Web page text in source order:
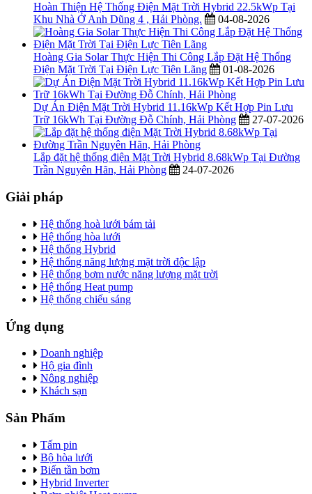
Hoàn Thiện Hệ Thống Điện Mặt Trời Hybrid 22.5kWp Tại
Khu Nhà Ở Anh Dũng 4 , Hải Phòng.
04-08-2026
Hoàng Gia Solar Thực Hiện Thi Công Lắp Đặt Hệ Thống
Điện Mặt Trời Tại Điện Lực Tiên Lãng
01-08-2026
Dự Án Điện Mặt Trời Hybrid 11.16kWp Kết Hợp Pin Lưu
Trữ 16kWh Tại Đường Đỗ Chính, Hải Phòng
27-07-2026
Lắp đặt hệ thống điện Mặt Trời Hybrid 8.68kWp Tại Đường
Trần Nguyên Hãn, Hải Phòng
24-07-2026
Giải pháp
Hệ thống hoà lưới bám tải
Hệ thống hòa lưới
Hệ thống Hybrid
Hệ thống năng lượng mặt trời độc lập
Hệ thống bơm nước năng lượng mặt trời
Hệ thống Heat pump
Hệ thống chiếu sáng
Ứng dụng
Doanh nghiệp
Hộ gia đình
Nông nghiệp
Khách sạn
Sản Phẩm
Tấm pin
Bộ hòa lưới
Biến tần bơm
Hybrid Inverter